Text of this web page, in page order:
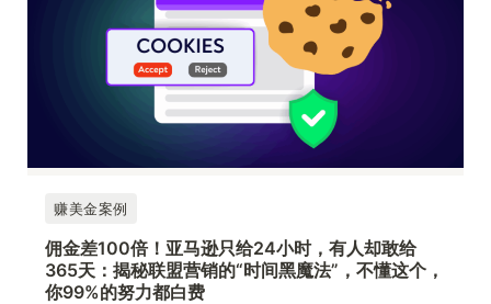
赚美金案例
佣金差100倍！亚马逊只给24小时，有人却敢给
365天：揭秘联盟营销的“时间黑魔法”，不懂这个，
你99%的努力都白费